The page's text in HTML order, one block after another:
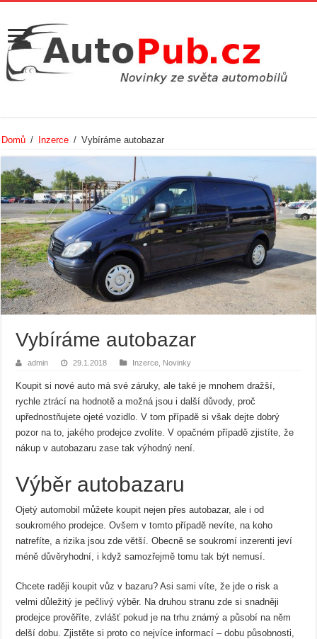
Domů / Inzerce / Vybíráme autobazar
Vybíráme autobazar
admin 29.1.2018 Inzerce Novinky
Koupit si nové auto má své záruky, ale také je mnohem dražší,
rychle ztrácí na hodnotě a možná jsou i další důvody, proč
upřednostňujete ojeté vozidlo. V tom případě si však dejte dobrý
pozor na to, jakého prodejce zvolíte. V opačném případě zjistíte, že
nákup v autobazaru zase tak výhodný není.
Výběr autobazaru
Ojetý automobil můžete koupit nejen přes autobazar, ale i od
soukromého prodejce. Ovšem v tomto případě nevíte, na koho
natrefíte, a rizika jsou zde větší. Obecně se soukromí inzerenti jeví
méně důvěryhodní, i když samozřejmě tomu tak být nemusí.
Chcete raději koupit vůz v bazaru? Asi sami víte, že jde o risk a
velmi důležitý je pečlivý výběr. Na druhou stranu zde si snadněji
prodejce prověříte, zvlášť pokud je na trhu známý a působí na něm
delší dobu. Zjistěte si proto co nejvíce informací – dobu působnosti,